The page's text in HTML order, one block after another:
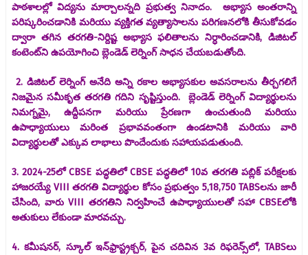
పాఠశాలల్లో విద్యను మార్చాలన్నది ప్రభుత్వ నినాదం. అభ్యాస అంతరాన్ని
పరిష్కరించడానికి మరియు వ్యక్తిగత వ్యత్యాసాలను పరిగణనలోకి తీసుకోవడం
ద్వారా తగిన తరగతి-నిర్దిష్ట అభ్యాస ఫలితాలను నిర్ధారించడానికి, డిజిటల్
కంటెంట్‌ని ఉపయోగించి బ్లెండెడ్ లెర్నింగ్ సాధన చేయబడుతోంది.
2. డిజిటల్ లెర్నింగ్ అనేది అన్ని రకాల అభ్యాసకుల అవసరాలను తీర్చగలిగే
నిజమైన సమీకృత తరగతి గదిని సృష్టిస్తుంది. బ్లెండెడ్ లెర్నింగ్ విద్యార్థులను
నిమగ్నమై, ఉద్దీపనగా మరియు ప్రేరణగా ఉంచుతుంది మరియు
ఉపాధ్యాయులు మరింత ప్రభావవంతంగా ఉండటానికి మరియు వారి
విద్యార్థులతో ఎక్కువ లాభాలు పొందేందుకు సహాయపడుతుంది.
3. 2024-25లో CBSE పద్ధతిలో CBSE పద్ధతిలో 10వ తరగతి పబ్లిక్ పరీక్షలకు
హాజరయ్యే VIII తరగతి విద్యార్థుల కోసం ప్రభుత్వం 5,18,750 TABSలను జారీ
చేసింది, వారు VIII తరగతిని నిర్వహించే ఉపాధ్యాయులతో సహా CBSEలోకి
అతుకులు లేకుండా మారవచ్చు.
4. కమీషనర్, స్కూల్ ఇన్‌ఫ్రాస్ట్రక్చర్, పైన చదివిన 3వ రిఫరెన్స్‌లో, TABSలు